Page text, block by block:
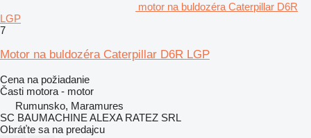
motor na buldozéra Caterpillar D6R
LGP
7
Motor na buldozéra Caterpillar D6R LGP
Cena na požiadanie
Časti motora - motor
Rumunsko, Maramures
SC BAUMACHINE ALEXA RATEZ SRL
Obráťte sa na predajcu